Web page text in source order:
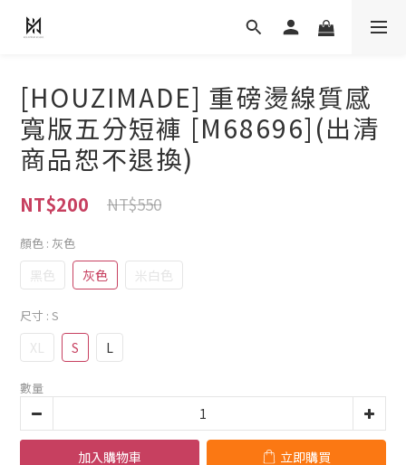
[HOUZIMADE] 重磅燙線質感
寬版五分短褲 [M68696](出清
商品恕不退換)
NT$200 NT$550
顏色 : 灰色
黑色 灰色 米白色
尺寸 : S
XL S L
數量
加入購物車 立即購買